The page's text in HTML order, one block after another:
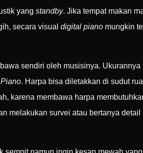
yang standby. Jika tempat makan
secara visual digital piano mungkin
sendiri oleh musisinya.
. Harpa bisa diletakkan di sudut
karena membawa harpa
melakukan survei atau bertanya